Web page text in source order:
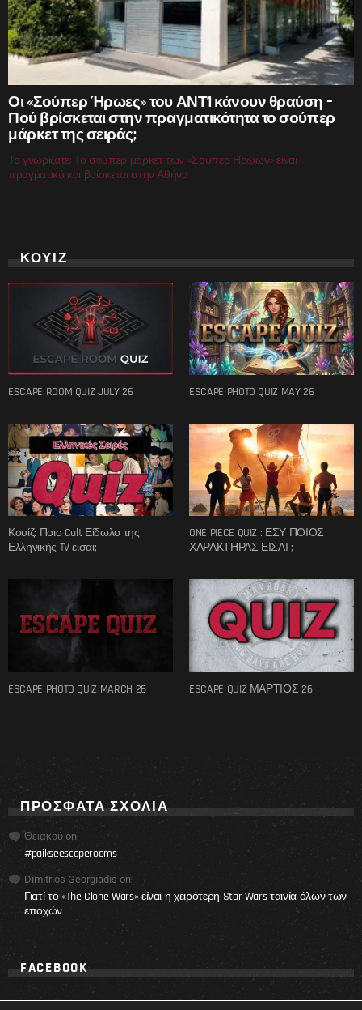
Οι «Σούπερ Ήρωες» του ΑΝΤ1 κάνουν θραύση –
Πού βρίσκεται στην πραγματικότητα το σούπερ
μάρκετ της σειράς;
Το γνωρίζατε; Το σούπερ μάρκετ των «Σούπερ Ηρώων» είναι
πραγματικό και βρίσκεται στην Αθήνα
ΚΟΥΙΖ
ESCAPE ROOM QUIZ JULY 26 ESCAPE PHOTO QUIZ MAY 26
Κουίζ: Ποιο Cult Είδωλο της
Ελληνικής TV είσαι;
ONE PIECE QUIZ : ΕΣΥ ΠΟΙΟΣ
ΧΑΡΑΚΤΗΡΑΣ ΕΙΣΑΙ ;
ESCAPE PHOTO QUIZ MARCH 26 ESCAPE QUIZ ΜΑΡΤΙΟΣ 26
ΠΡΌΣΦΑΤΑ ΣΧΌΛΙΑ
Θειακού on
#paikseescaperooms
Dimitrios Georgiadis on
Γιατί το «The Clone Wars» είναι η χειρότερη Star Wars ταινία όλων των
εποχών
FACEBOOK